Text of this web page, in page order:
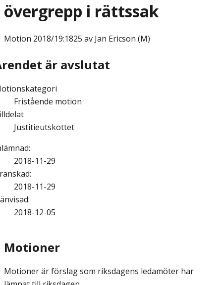
övergrepp i rättssak
Motion 2018/19:1825 av Jan Ericson (M)
är avslutat
Fristående motion
Justitieutskottet
:
2018-11-29
:
2018-11-29
:
2018-12-05
Motioner
Motioner är förslag som riksdagens ledamöter har